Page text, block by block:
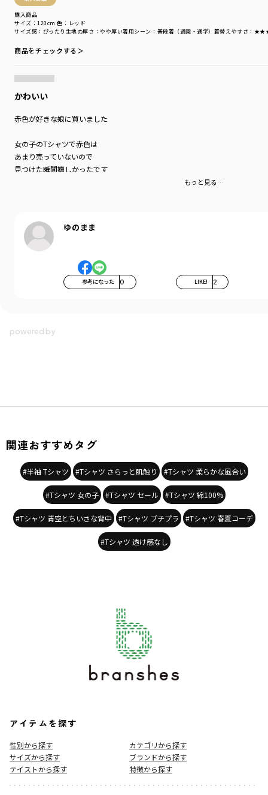
購入商品
サイズ感 ：ぴったり 生地の厚さ ：やや厚い着用シーン ：普段着（通園・通学） 着替えやすさ ：
サイズ：120cm 色：レッド
商品をチェックする＞
かわいい
赤色が好きな娘に買いました
女の子のTシャツで赤色は
あまり売っていないので
見つけた瞬間嬉しかったです
来年も着れるようにワンサイズ上げましたが
意外とぴったりサイズでした
値段はお安いのに生地はしっかりしていて良かったです！
もっと見る…
ゆのまま
参考になった 0 LIKE! 2
関連おすすめタグ
#半袖 Tシャツ #Tシャツ さらっと肌触り #Tシャツ 柔らかな風合い
#Tシャツ 女の子 #Tシャツ セール #Tシャツ 綿100%
#Tシャツ 青空とちいさな背中 #Tシャツ プチプラ #Tシャツ 春夏コーデ
#Tシャツ 透け感なし
アイテムを探す
性別から探す
カテゴリから探す
サイズから探す
ブランドから探す
テイストから探す
特徴から探す